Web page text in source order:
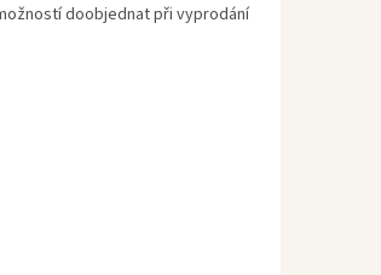
doobjednat při vyprodání